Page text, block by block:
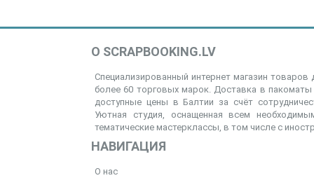
О SCRAPBOOKING.LV
Специализированный интернет магазин товаров
более 60 торговых марок. Доставка в
доступные цены в Балтии за счёт
Уютная студия, оснащенная всем
тематические мастерклассы, в том числе с
НАВИГАЦИЯ
О нас